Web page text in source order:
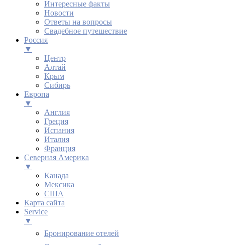
Интересные факты
Новости
Ответы на вопросы
Свадебное путешествие
Россия
▼
Центр
Алтай
Крым
Сибирь
Европа
▼
Англия
Греция
Испания
Италия
Франция
Северная Америка
▼
Канада
Мексика
США
Карта сайта
Service
▼
Бронирование отелей